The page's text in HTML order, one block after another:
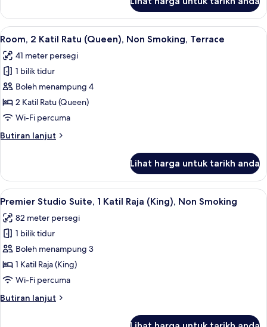
Room,
Katil
(Queen)
Lihat
semua
foto
untuk
Room,
2
Katil
(Queen),
Terrace
Room, 2 Katil Ratu (Queen), Non
4
Room, 2 Katil Ratu (Queen), Non Smoking, Terrace
41 meter persegi
1 bilik tidur
Boleh menampung 4
2 Katil Ratu (Queen)
Wi-Fi percuma
Butiran lanjut
Butiran
2
Katil
Ratu
Non
Smoking,
Lihat harga untuk tarikh anda
Lihat
semua
foto
untuk
Premier
Studio
Suite,
Katil
Peralatan tempat tidur premium,
7
Premier Studio Suite, 1 Katil Raja (King), Non Smoking
82 meter persegi
1 bilik tidur
Boleh menampung 3
1 Katil Raja (King)
Wi-Fi percuma
Butiran lanjut
Butiran